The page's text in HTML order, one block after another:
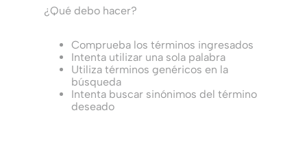
¿Qué debo hacer?
Comprueba los términos ingresados
Intenta utilizar una sola palabra
Utiliza términos genéricos en la
búsqueda
Intenta buscar sinónimos del término
deseado